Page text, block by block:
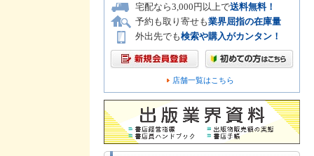
宅配なら3,000円以上で送料無料！
予約も取り寄せも業界屈指の在庫量
外出先でも検索や購入がカンタン！
店舗一覧はこちら